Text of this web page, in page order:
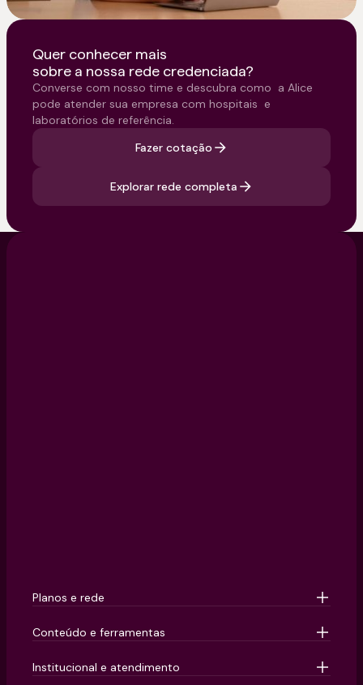
Quer conhecer mais
sobre a nossa rede credenciada?
Converse com nosso time e descubra como a Alice
pode atender sua empresa com hospitais e
laboratórios de referência.
Fazer cotação
Explorar rede completa
Planos e rede
Conteúdo e ferramentas
Institucional e atendimento